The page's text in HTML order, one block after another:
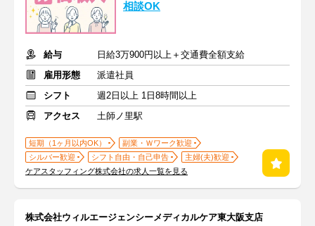
相談OK
給与
日給3万900円以上＋交通費全額支給
雇用形態
派遣社員
シフト
週2日以上 1日8時間以上
アクセス
土師ノ里駅
短期（1ヶ月以内OK）
副業・Ｗワーク歓迎
シルバー歓迎
シフト自由・自己申告
主婦(夫)歓迎
ケアスタッフィング株式会社の求人一覧を見る
株式会社ウィルエージェンシーメディカルケア東大阪支店